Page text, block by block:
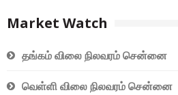
Market Watch
தங்கம் விலை நிலவரம் சென்னை
வெள்ளி விலை நிலவரம் சென்னை